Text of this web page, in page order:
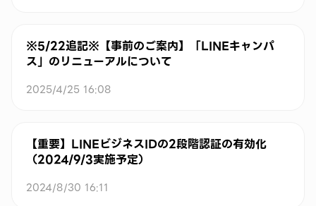
※5/22追記※【事前のご案内】「LINEキャンパ
ス」のリニューアルについて
2025/4/25 16:08
【重要】LINEビジネスIDの2段階認証の有効化
（2024/9/3実施予定）
2024/8/30 16:11